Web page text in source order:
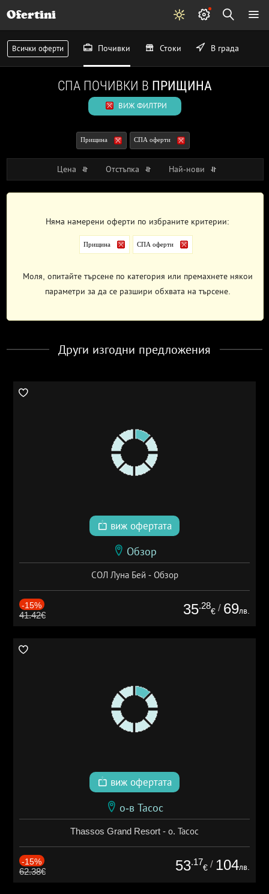
Ofertini
Всички оферти Почивки Стоки В града
СПА ПОЧИВКИ В ПРИЩИНА
ВИЖ ФИЛТРИ
Прищина СПА оферти
Цена Отстъпка Най-нови
Няма намерени оферти по избраните критерии:
Прищина СПА оферти
Моля, опитайте търсене по категория или премахнете някои
параметри за да се разшири обхвата на търсене.
Други изгодни предложения
виж офертата
Обзор
СОЛ Луна Бей - Обзор
-15%
41.42€ 35.28
€ / 69лв.
виж офертата
о-в Тасос
Thassos Grand Resort - о. Тасос
-15%
62.38€ 53.17
€ / 104лв.